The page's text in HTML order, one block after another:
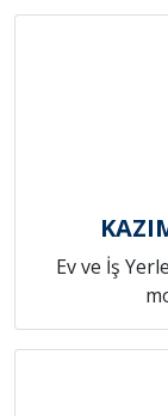
Ev ve İş